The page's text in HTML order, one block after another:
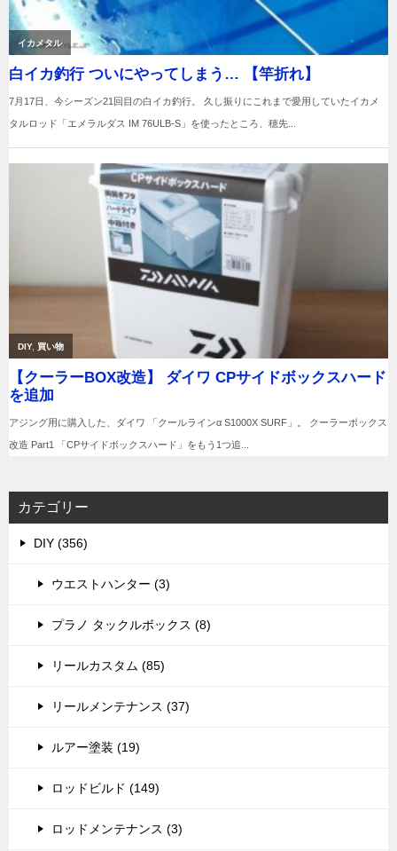
カテゴリー
DIY (356)
ウエストハンター (3)
プラノ タックルボックス (8)
リールカスタム (85)
リールメンテナンス (37)
ルアー塗装 (19)
ロッドビルド (149)
ロッドメンテナンス (3)